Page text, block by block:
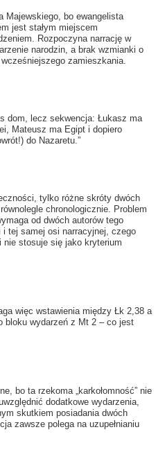
bo ewangelista
jest stałym miejscem
Rozpoczyna narrację w
narodzin, a brak wzmianki o
zamieszkania.
dom, lecz sekwencja: Łukasz ma
Mateusz ma Egipt i dopiero
do Nazaretu.”
tylko różne skróty dwóch
chronologicznie. Problem
od dwóch autorów tego
i tej samej osi narracyjnej, czego
nie stosuje się jako kryterium
więc wstawienia między Łk 2,38 a
bloku wydarzeń z Mt 2 – co jest
bo ta rzekoma „karkołomność” nie
dodatkowe wydarzenia,
skutkiem posiadania dwóch
zawsze polega na uzupełnianiu